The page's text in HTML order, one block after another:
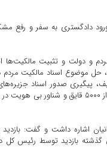
دادگستری به سفر و رفع
و دولت و تثبیت
شهرستان عسلویه، حل موضوع اسناد
مردم جزیره شیف، پیگیری صدور
اشاره داشت و گفت: